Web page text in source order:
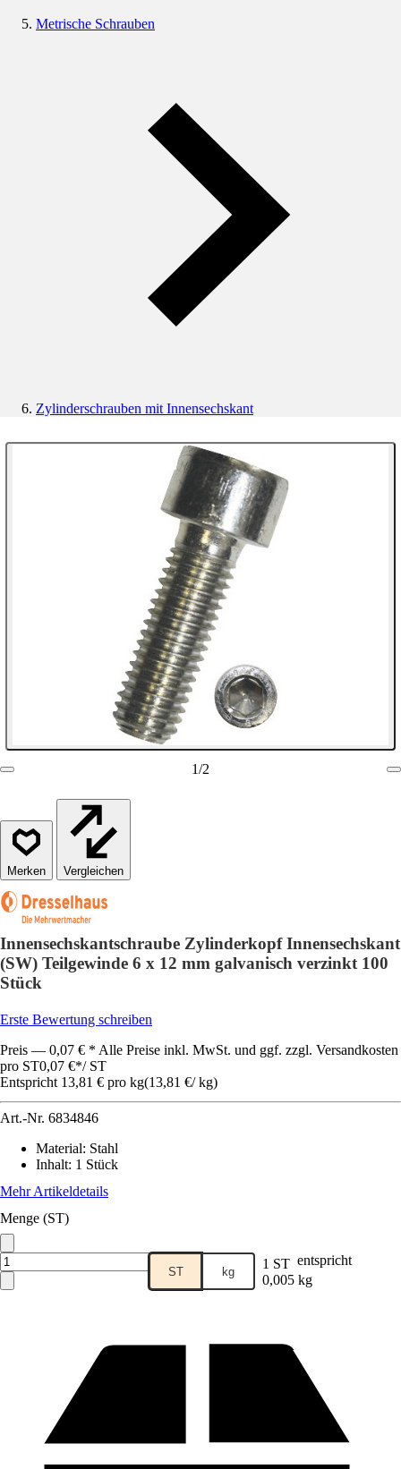
Metrische Schrauben
Zylinderschrauben mit Innensechskant
1/2
Vergleichen
Innensechskantschraube Zylinderkopf Innensechskant
(SW) Teilgewinde 6 x 12 mm galvanisch verzinkt 100
Stück
Erste Bewertung schreiben
Preis — 0,07 € * Alle Preise inkl. MwSt. und ggf. zzgl. Versandkosten
pro ST0,07 €*/ ST
Entspricht 13,81 € pro kg(13,81 €/ kg)
Art.-Nr. 6834846
Material: Stahl
Inhalt: 1 Stück
Mehr Artikeldetails
Menge (ST)
ST kg 1 ST entspricht
0,005 kg